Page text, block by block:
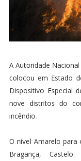
A Autoridade
colocou em Estado
Dispositivo Especial
nove distritos do
incêndio.
O nível Amarelo para
Bragança,